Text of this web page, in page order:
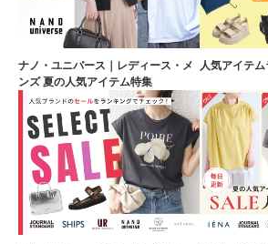
ナノ・ユニバース｜レディース・メ
ンズ 夏の人気アイテム特集
人気アイテ